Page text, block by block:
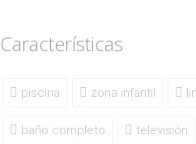
Características
piscina zona infantil
baño completo televisión